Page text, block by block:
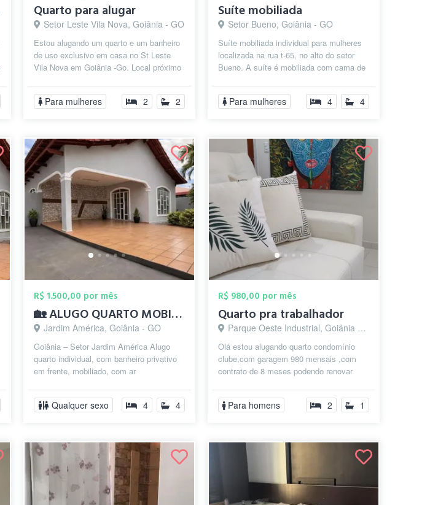
Quarto para alugar
Setor Leste Vila Nova, Goiânia - GO
Estou alugando um quarto e um banheiro
de uso exclusivo em casa no St Leste
Vila Nova em Goiânia -Go. Local próximo
Para mulheres 2 2
Suíte mobiliada
Setor Bueno, Goiânia - GO
Suíte mobiliada individual para mulheres
localizada na rua t-65, no alto do setor
Bueno. A suíte é mobiliada com cama de
Para mulheres 4 4
R$ 1.500,00 por mês
🏡 ALUGO QUARTO MOBILIADO – LOCAÇÃO MEN...
Jardim América, Goiânia - GO
Goiânia – Setor Jardim América Alugo
quarto individual, com banheiro privativo
em frente, mobiliado, com ar
escriva...
Qualquer sexo 4 4
R$ 980,00 por mês
Quarto pra trabalhador
Parque Oeste Industrial, Goiânia - GO
Olá estou alugando quarto condomínio
clube,com garagem 980 mensais ,com
contrato de 8 meses podendo renovar
apa...
Para homens 2 1